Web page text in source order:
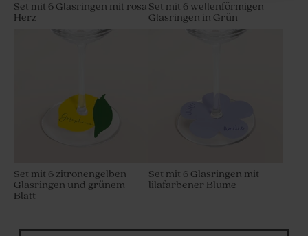
Biologische Samenbomben
Set mit 6 Glasringen mit rosa
Herz
Set mit 6 wellenförmigen
Glasringen in Grün
Set mit 6 zitronengelben
Glasringen und grünem
Blatt
Set mit 6 Glasringen mit
lilafarbener Blume